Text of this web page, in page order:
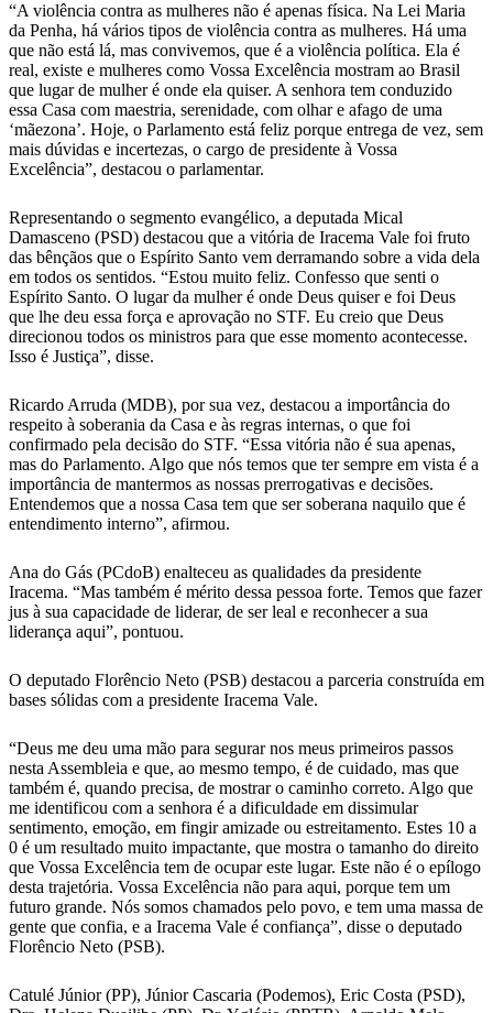
“A violência contra as mulheres não é apenas física. Na Lei Maria
da Penha, há vários tipos de violência contra as mulheres. Há uma
que não está lá, mas convivemos, que é a violência política. Ela é
real, existe e mulheres como Vossa Excelência mostram ao Brasil
que lugar de mulher é onde ela quiser. A senhora tem conduzido
essa Casa com maestria, serenidade, com olhar e afago de uma
‘mãezona’. Hoje, o Parlamento está feliz porque entrega de vez, sem
mais dúvidas e incertezas, o cargo de presidente à Vossa
Excelência”, destacou o parlamentar.
Representando o segmento evangélico, a deputada Mical
Damasceno (PSD) destacou que a vitória de Iracema Vale foi fruto
das bênçãos que o Espírito Santo vem derramando sobre a vida dela
em todos os sentidos. “Estou muito feliz. Confesso que senti o
Espírito Santo. O lugar da mulher é onde Deus quiser e foi Deus
que lhe deu essa força e aprovação no STF. Eu creio que Deus
direcionou todos os ministros para que esse momento acontecesse.
Isso é Justiça”, disse.
Ricardo Arruda (MDB), por sua vez, destacou a importância do
respeito à soberania da Casa e às regras internas, o que foi
confirmado pela decisão do STF. “Essa vitória não é sua apenas,
mas do Parlamento. Algo que nós temos que ter sempre em vista é a
importância de mantermos as nossas prerrogativas e decisões.
Entendemos que a nossa Casa tem que ser soberana naquilo que é
entendimento interno”, afirmou.
Ana do Gás (PCdoB) enalteceu as qualidades da presidente
Iracema. “Mas também é mérito dessa pessoa forte. Temos que fazer
jus à sua capacidade de liderar, de ser leal e reconhecer a sua
liderança aqui”, pontuou.
O deputado Florêncio Neto (PSB) destacou a parceria construída em
bases sólidas com a presidente Iracema Vale.
“Deus me deu uma mão para segurar nos meus primeiros passos
nesta Assembleia e que, ao mesmo tempo, é de cuidado, mas que
também é, quando precisa, de mostrar o caminho correto. Algo que
me identificou com a senhora é a dificuldade em dissimular
sentimento, emoção, em fingir amizade ou estreitamento. Estes 10 a
0 é um resultado muito impactante, que mostra o tamanho do direito
que Vossa Excelência tem de ocupar este lugar. Este não é o epílogo
desta trajetória. Vossa Excelência não para aqui, porque tem um
futuro grande. Nós somos chamados pelo povo, e tem uma massa de
gente que confia, e a Iracema Vale é confiança”, disse o deputado
Florêncio Neto (PSB).
Catulé Júnior (PP), Júnior Cascaria (Podemos), Eric Costa (PSD),